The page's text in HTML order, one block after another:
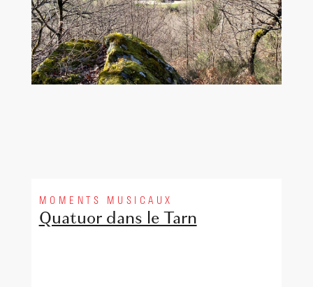
MOMENTS MUSICAUX
Quatuor dans le Tarn